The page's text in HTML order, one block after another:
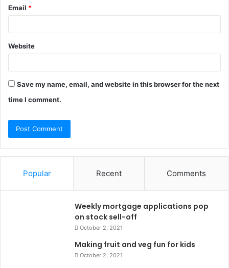
Email *
Website
Save my name, email, and website in this browser for the next
time I comment.
Popular Recent Comments
Weekly mortgage applications pop
on stock sell-off
October 2, 2021
Making fruit and veg fun for kids
October 2, 2021